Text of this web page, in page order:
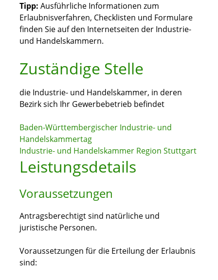
Tipp: Ausführliche Informationen zum
Erlaubnisverfahren, Checklisten und Formulare
finden Sie auf den Internetseiten der Industrie-
und Handelskammern.
Zuständige Stelle
die Industrie- und Handelskammer, in deren
Bezirk sich Ihr Gewerbebetrieb befindet
Baden-Württembergischer Industrie- und
Handelskammertag
Industrie- und Handelskammer Region Stuttgart
Leistungsdetails
Voraussetzungen
Antragsberechtigt sind natürliche und
juristische Personen.
Voraussetzungen für die Erteilung der Erlaubnis
sind: